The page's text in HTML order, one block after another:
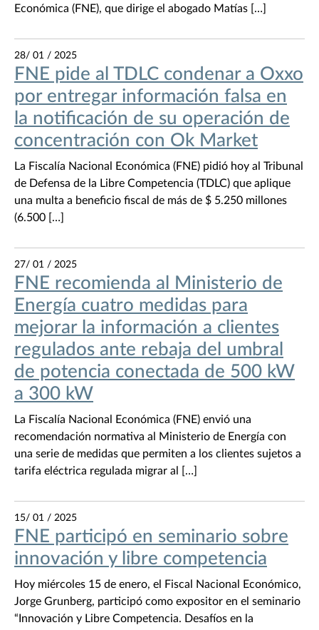
Económica (FNE), que dirige el abogado Matías […]
28/ 01 / 2025
FNE pide al TDLC condenar a Oxxo
por entregar información falsa en
la notificación de su operación de
concentración con Ok Market
La Fiscalía Nacional Económica (FNE) pidió hoy al Tribunal
de Defensa de la Libre Competencia (TDLC) que aplique
una multa a beneficio fiscal de más de $ 5.250 millones
(6.500 […]
27/ 01 / 2025
FNE recomienda al Ministerio de
Energía cuatro medidas para
mejorar la información a clientes
regulados ante rebaja del umbral
de potencia conectada de 500 kW
a 300 kW
La Fiscalía Nacional Económica (FNE) envió una
recomendación normativa al Ministerio de Energía con
una serie de medidas que permiten a los clientes sujetos a
tarifa eléctrica regulada migrar al […]
15/ 01 / 2025
FNE participó en seminario sobre
innovación y libre competencia
Hoy miércoles 15 de enero, el Fiscal Nacional Económico,
Jorge Grunberg, participó como expositor en el seminario
“Innovación y Libre Competencia. Desafíos en la